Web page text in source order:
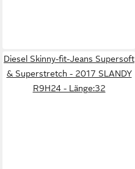
Diesel Skinny-fit-Jeans Supersoft
& Superstretch - 2017 SLANDY
R9H24 - Länge:32